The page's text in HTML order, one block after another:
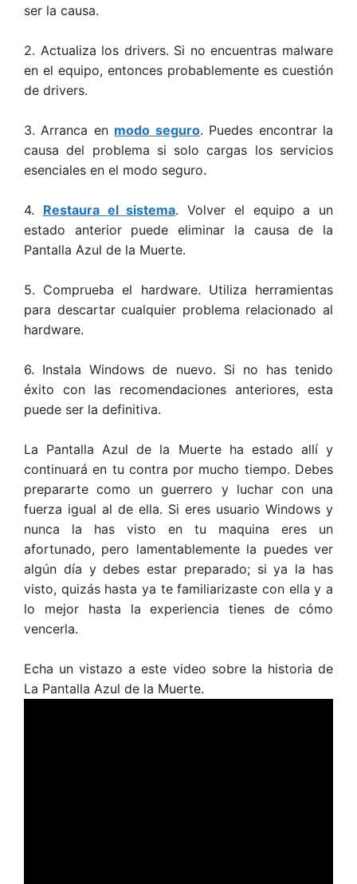
ser la causa.
2. Actualiza los drivers. Si no encuentras malware
en el equipo, entonces probablemente es cuestión
de drivers.
3. Arranca en modo seguro. Puedes encontrar la
causa del problema si solo cargas los servicios
esenciales en el modo seguro.
4. Restaura el sistema. Volver el equipo a un
estado anterior puede eliminar la causa de la
Pantalla Azul de la Muerte.
5. Comprueba el hardware. Utiliza herramientas
para descartar cualquier problema relacionado al
hardware.
6. Instala Windows de nuevo. Si no has tenido
éxito con las recomendaciones anteriores, esta
puede ser la definitiva.
La Pantalla Azul de la Muerte ha estado allí y
continuará en tu contra por mucho tiempo. Debes
prepararte como un guerrero y luchar con una
fuerza igual al de ella. Si eres usuario Windows y
nunca la has visto en tu maquina eres un
afortunado, pero lamentablemente la puedes ver
algún día y debes estar preparado; si ya la has
visto, quizás hasta ya te familiarizaste con ella y a
lo mejor hasta la experiencia tienes de cómo
vencerla.
Echa un vistazo a este video sobre la historia de
La Pantalla Azul de la Muerte.